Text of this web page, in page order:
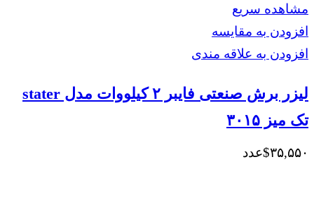
مشاهده سریع
افزودن به مقایسه
افزودن به علاقه مندی
لیزر برش صنعتی فایبر ۲ کیلووات مدل stater
تک میز ۳۰۱۵
$۳۵,۵۵۰ عدد